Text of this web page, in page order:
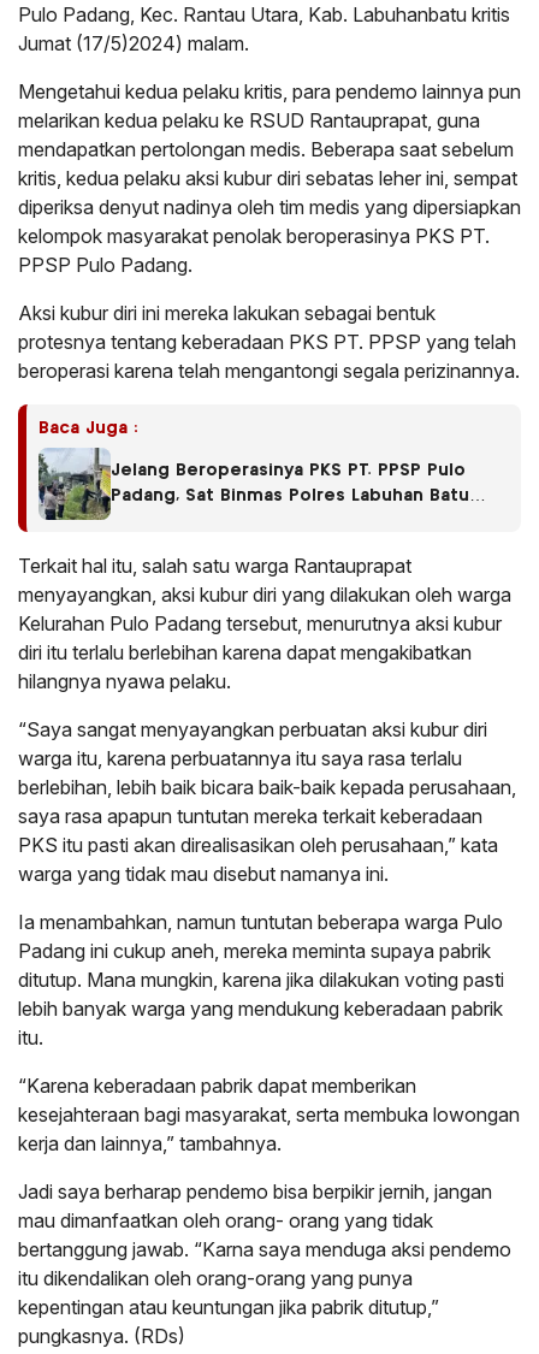
Pulo Padang, Kec. Rantau Utara, Kab. Labuhanbatu kritis
Jumat (17/5)2024) malam.
Mengetahui kedua pelaku kritis, para pendemo lainnya pun
melarikan kedua pelaku ke RSUD Rantauprapat, guna
mendapatkan pertolongan medis. Beberapa saat sebelum
kritis, kedua pelaku aksi kubur diri sebatas leher ini, sempat
diperiksa denyut nadinya oleh tim medis yang dipersiapkan
kelompok masyarakat penolak beroperasinya PKS PT.
PPSP Pulo Padang.
Aksi kubur diri ini mereka lakukan sebagai bentuk
protesnya tentang keberadaan PKS PT. PPSP yang telah
beroperasi karena telah mengantongi segala perizinannya.
Baca Juga :
Jelang Beroperasinya PKS PT. PPSP Pulo
Padang, Sat Binmas Polres Labuhan Batu
Terkait hal itu, salah satu warga Rantauprapat
menyayangkan, aksi kubur diri yang dilakukan oleh warga
Kelurahan Pulo Padang tersebut, menurutnya aksi kubur
diri itu terlalu berlebihan karena dapat mengakibatkan
hilangnya nyawa pelaku.
“Saya sangat menyayangkan perbuatan aksi kubur diri
warga itu, karena perbuatannya itu saya rasa terlalu
berlebihan, lebih baik bicara baik-baik kepada perusahaan,
saya rasa apapun tuntutan mereka terkait keberadaan
PKS itu pasti akan direalisasikan oleh perusahaan,” kata
warga yang tidak mau disebut namanya ini.
Ia menambahkan, namun tuntutan beberapa warga Pulo
Padang ini cukup aneh, mereka meminta supaya pabrik
ditutup. Mana mungkin, karena jika dilakukan voting pasti
lebih banyak warga yang mendukung keberadaan pabrik
itu.
“Karena keberadaan pabrik dapat memberikan
kesejahteraan bagi masyarakat, serta membuka lowongan
kerja dan lainnya,” tambahnya.
Jadi saya berharap pendemo bisa berpikir jernih, jangan
mau dimanfaatkan oleh orang- orang yang tidak
bertanggung jawab. “Karna saya menduga aksi pendemo
itu dikendalikan oleh orang-orang yang punya
kepentingan atau keuntungan jika pabrik ditutup,”
pungkasnya. (RDs)